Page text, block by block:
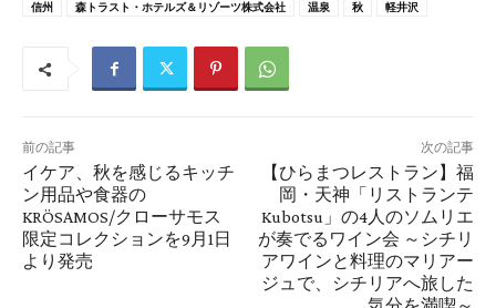
信州 森トラスト・ホテルズ＆リゾーツ株式会社 温泉 秋 軽井沢
前の記事
イケア、秋を感じるキッチ
ン用品や食器の
KRÖSAMOS/クローサモス
限定コレクションを9月1日
より発売
次の記事
【ひらまつレストラン】福
岡・天神「リストランテ
Kubotsu」の4人のソムリエ
が奏でるワイン会 ～シチリ
アワインと料理のマリアー
ジュで、シチリアへ旅した